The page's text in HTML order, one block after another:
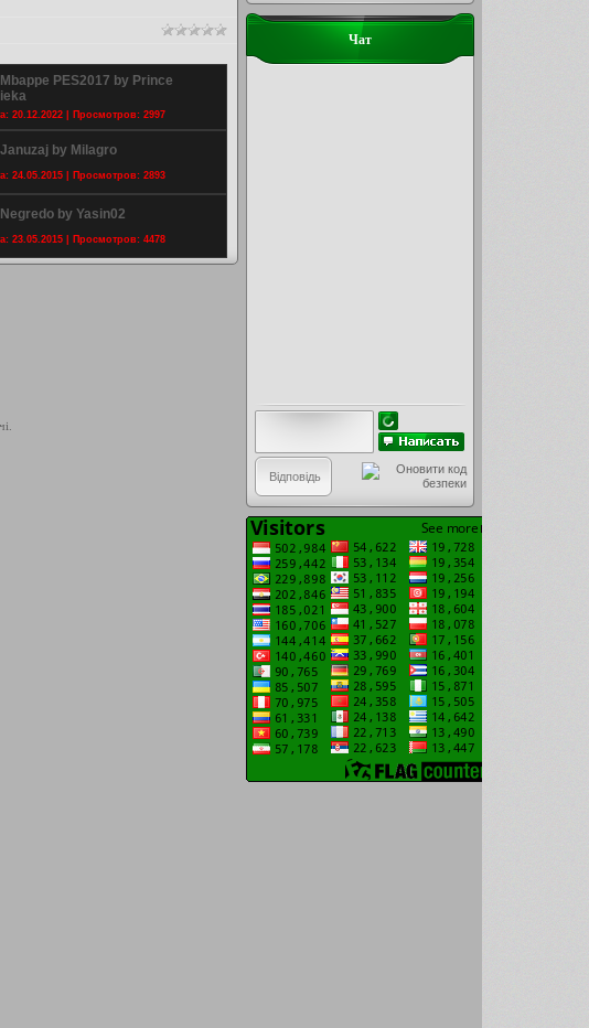
PES2017 by Prince
20.12.2022 | Просмотров: 2997
by Milagro
24.05.2015 | Просмотров: 2893
by Yasin02
23.05.2015 | Просмотров: 4478
Чат